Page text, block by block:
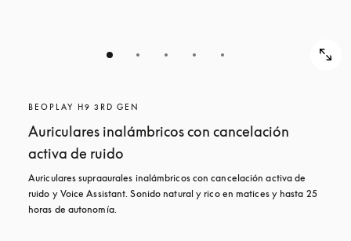
BEOPLAY H9 3RD GEN
Auriculares inalámbricos con cancelación
activa de ruido
Auriculares supraaurales inalámbricos con cancelación activa de
ruido y Voice Assistant. Sonido natural y rico en matices y hasta 25
horas de autonomía.